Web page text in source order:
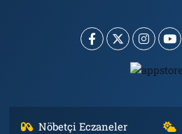
Nöbetçi Eczaneler